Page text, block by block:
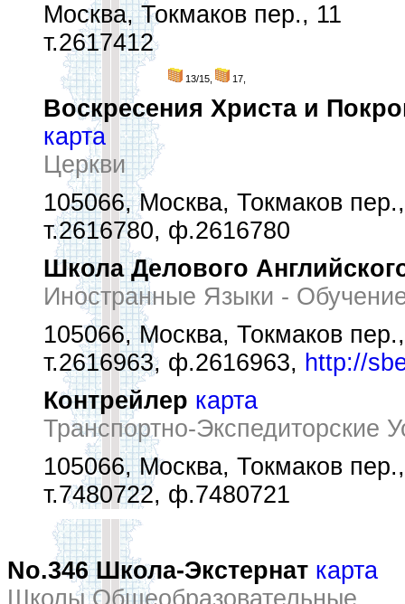
Москва, Токмаков пер., 11
т.2617412
13/15, 17,
Воскресения Христа и
карта
Церкви
105066, Москва, Токмаков
т.2616780, ф.2616780
Школа Делового
Иностранные Языки -
105066, Москва, Токмаков
т.2616963, ф.2616963, http://
Контрейлер карта
Транспортно-Экспедиторские
105066, Москва, Токмаков
т.7480722, ф.7480721
No.346 Школа-Экстернат карта
Школы Общеобразовательные